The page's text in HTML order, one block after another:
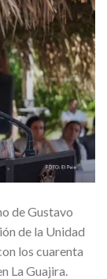
de Gustavo
de la Unidad
los cuarenta
La Guajira.